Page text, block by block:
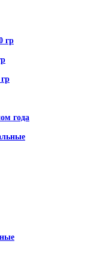
гр
года